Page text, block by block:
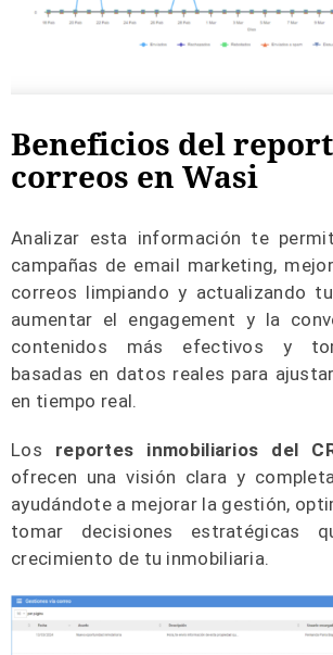
Beneficios del
correos en Wasi
Analizar esta información te
campañas de email marketing,
correos limpiando y actualizando
aumentar el engagement y la
contenidos más efectivos y
basadas en datos reales para
en tiempo real.
Los reportes inmobiliarios del
ofrecen una visión clara y
ayudándote a mejorar la gestión,
tomar decisiones estratégicas
crecimiento de tu inmobiliaria.